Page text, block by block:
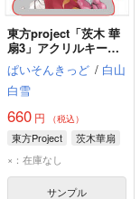
東方project「茨木 華
扇3」アクリルキーホ
ルダー
ぱいそんきっど / 白山
白雪
660 円 （税込）
東方Project
茨木華扇
×：在庫なし
サンプル